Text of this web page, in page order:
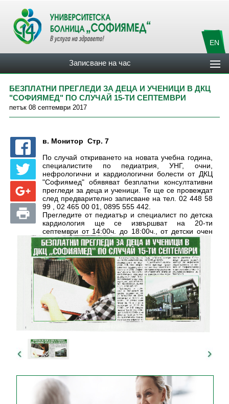
EN
Записване на час
БЕЗПЛАТНИ ПРЕГЛЕДИ ЗА ДЕЦА И УЧЕНИЦИ В ДКЦ
"СОФИЯМЕД" ПО СЛУЧАЙ 15-ТИ СЕПТЕМВРИ
петък 08 септември 2017
в. Монитор Стр. 7
По случай откриването на новата учебна година,
специалистите по педиатрия, УНГ, очни,
нефрологични и кардиологични болести от ДКЦ
"Софиямед" обявяват безплатни консултативни
прегледи за деца и ученици. Те ще се провеждат
след предварително записване на тел. 02 448 58
99 , 02 465 00 01, 0895 555 442.
Прегледите от педиатър и специалист по детска
кардиология ще се извършват на 20-ти
септември от 14:00ч. до 18:00ч., от детски очен